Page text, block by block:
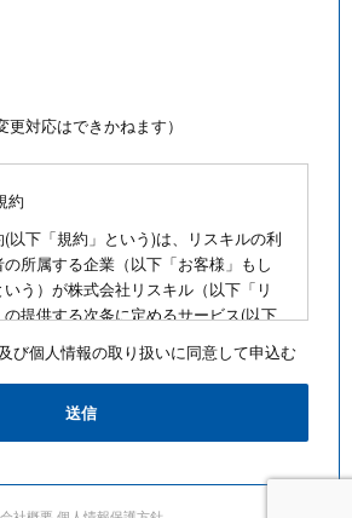
更対応はできかねます）
約
以下「規約」という)は、リスキルの利
所属する企業（以下「お客様」もし
う）が株式会社リスキル（以下「リ
提供する次条に定めるサービス(以下
)を利用するにあたり、お客様に遵守
定めたものです。
にあたって
満たさないなど合理的な事由がある場
び個人情報の取り扱いに同意して申込む